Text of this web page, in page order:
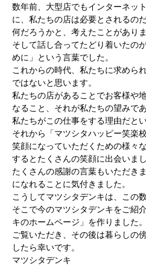
数年前、大型店でもインターネッ
に、私たちの店は必要とされるの
何だろうかと、考えたことがありま
そして話し合ってたどり着いたの
めに」という言葉でした。
これからの時代、私たちに求めら
ではないと思います。
私たちの店があることでお客様や
なること、それが私たちの望みで
私たちがこの仕事をする理由だと
それから「マツシタハッピー笑楽
笑顔になっていただくための様々
するとたくさんの笑顔に出会いまし
たくさんの感謝の言葉もいただき
になれることに気付きました。
こうしてマツシタデンキは、この
そこで今のマツシタデンキをご紹
キのホームページ」を作りました。
ご覧いただき、その後は暮らしの
したら幸いです。
マツシタデンキ